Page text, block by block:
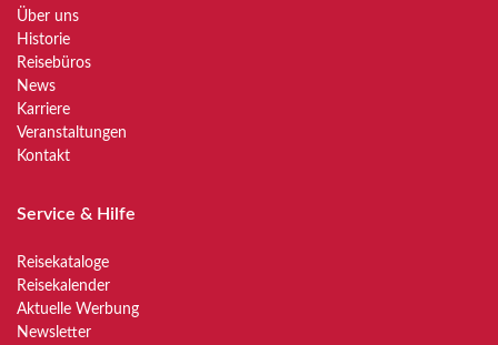
Über uns
Historie
Reisebüros
News
Karriere
Veranstaltungen
Kontakt
Service & Hilfe
Reisekataloge
Reisekalender
Aktuelle Werbung
Newsletter